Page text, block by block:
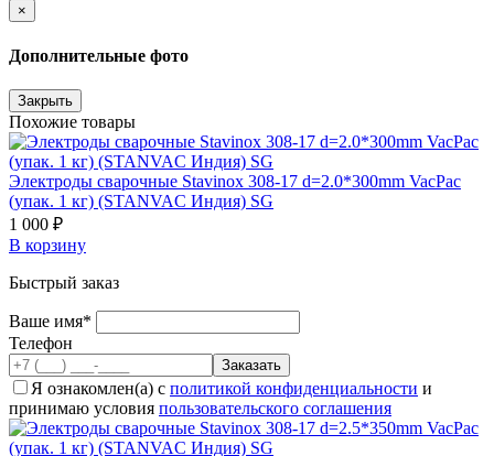
×
Дополнительные фото
Закрыть
Похожие товары
Электроды сварочные Stavinox 308-17 d=2.0*300mm VacPac
(упак. 1 кг) (STANVAC Индия) SG
1 000 ₽
В корзину
Быстрый заказ
Ваше имя*
Телефон
Я ознакомлен(а) с политикой конфиденциальности и
принимаю условия пользовательского соглашения